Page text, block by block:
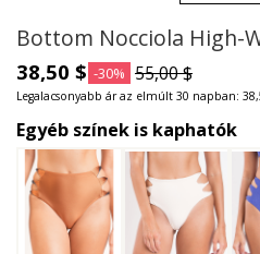
Bottom Nocciola High-
38,50 $ -30% 55,00 $
Legalacsonyabb ár az elmúlt 30 napban:
Egyéb színek is kaphatók